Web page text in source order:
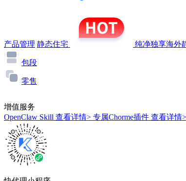
产品管理 静态住宅 纯净独享海外
包段
零售
增值服务
OpenClaw Skill 查看详情> 专属Chorme插件 查看详情>